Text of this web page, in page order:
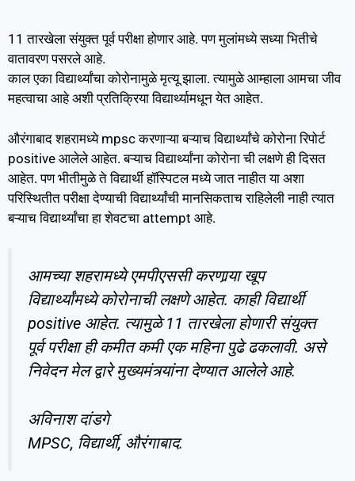
11 तारखेला संयुक्त पूर्व परीक्षा होणार आहे. पण मुलांमध्ये सध्या भितीचे
वातावरण पसरले आहे.
काल एका विद्यार्थ्यांचा कोरोनामुळे मृत्यू झाला. त्यामुळे आम्हाला आमचा जीव
महत्वाचा आहे अशी प्रतिक्रिया विद्यार्थ्यामधून येत आहेत.
औरंगाबाद शहरामध्ये mpsc करणाऱ्या बऱ्याच विद्यार्थ्यांचे कोरोना रिपोर्ट
positive आलेले आहेत. बऱ्याच विद्यार्थ्यांना कोरोना ची लक्षणे ही दिसत
आहेत. पण भीतीमुळे ते विद्यार्थी हॉस्पिटल मध्ये जात नाहीत या अशा
परिस्थितीत परीक्षा देण्याची विद्यार्थ्यांची मानसिकताच राहिलेली नाही त्यात
बऱ्याच विद्यार्थ्यांचा हा शेवटचा attempt आहे.
आमच्या शहरामध्ये एमपीएससी करणार्‍या खूप
विद्यार्थ्यांमध्ये कोरोनाची लक्षणे आहेत. काही विद्यार्थी
positive आहेत. त्यामुळे 11 तारखेला होणारी संयुक्त
पूर्व परीक्षा ही कमीत कमी एक महिना पुढे ढकलावी. असे
निवेदन मेल द्वारे मुख्यमंत्र्यांना देण्यात आलेले आहे.
अविनाश दांडगे
MPSC, विद्यार्थी, औरंगाबाद.